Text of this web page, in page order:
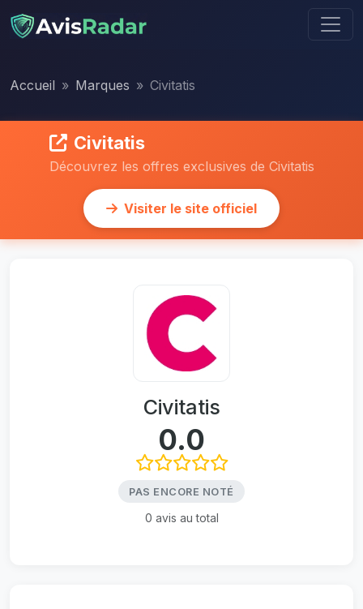
Accueil Marques Civitatis
Civitatis
Découvrez les offres exclusives de Civitatis
Visiter le site officiel
Civitatis
0.0
PAS ENCORE NOTÉ
0 avis au total